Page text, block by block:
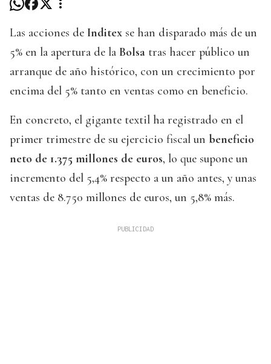
Las acciones de Inditex se han disparado más de un
5% en la apertura de la Bolsa tras hacer público un
arranque de año histórico, con un crecimiento por
encima del 5% tanto en ventas como en beneficio.
En concreto, el gigante textil ha registrado en el
primer trimestre de su ejercicio fiscal un beneficio
neto de 1.375 millones de euros, lo que supone un
incremento del 5,4% respecto a un año antes, y unas
ventas de 8.750 millones de euros, un 5,8% más.